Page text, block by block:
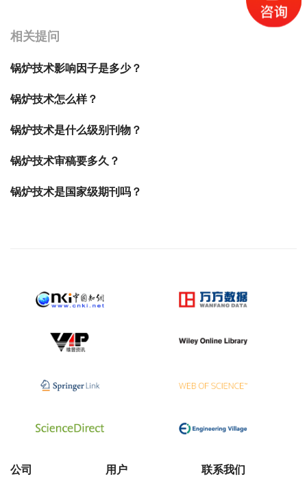
相关提问
锅炉技术影响因子是多少？
锅炉技术怎么样？
锅炉技术是什么级别刊物？
锅炉技术审稿要多久？
锅炉技术是国家级期刊吗？
公司 用户 联系我们